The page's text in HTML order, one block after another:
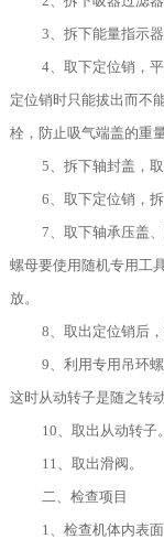
3、拆下能量指示器
4、取下定位销，
定位销时只能拔出而不
栓，防止吸气端盖的重
5、拆下轴封盖，
6、取下定位销，拆
7、取下轴承压盖
螺母要使用随机专用工
放。
8、取出定位销后
9、利用专用吊环
这时从动转子是随之转动
10、取出从动转子。
11、取出滑阀。
二、检查项目
1、检查机体内表